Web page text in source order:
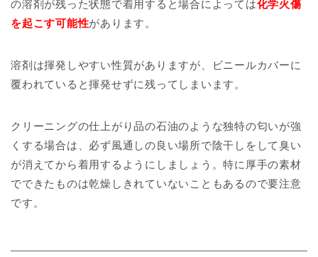
の溶剤が残った状態で着用すると場合によっては化学火傷
を起こす可能性があります。
溶剤は揮発しやすい性質がありますが、ビニールカバーに
覆われていると揮発せずに残ってしまいます。
クリーニングの仕上がり品の石油のような独特の匂いが強
くする場合は、必ず風通しの良い場所で陰干しをして臭い
が消えてから着用するようにしましょう。特に厚手の素材
でできたものは乾燥しきれていないこともあるので要注意
です。